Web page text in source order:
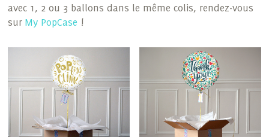
avec 1, 2 ou 3 ballons dans le même colis, rendez-vous
sur My PopCase !